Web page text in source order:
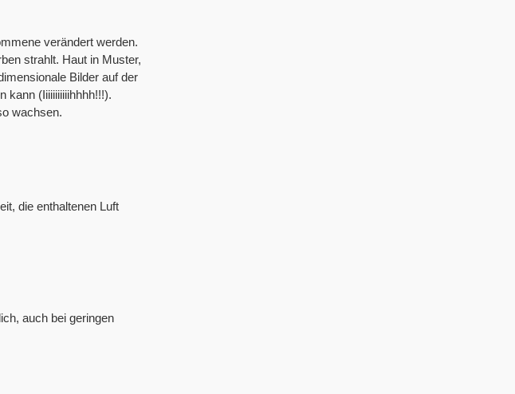
verändert werden.
strahlt. Haut in Muster,
Bilder auf der
kann (Iiiiiiiiiiihhhh!!!).
wachsen.
die enthaltenen Luft
auch bei geringen